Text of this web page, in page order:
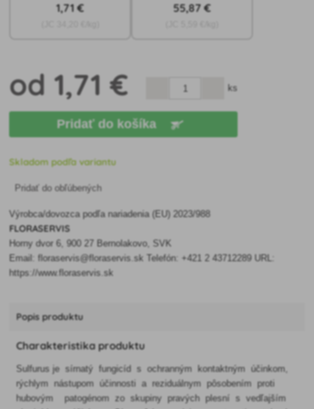
1,71 € 55,87 €
od1,71 € ks
Pridať do košíka
Skladom podľa variantu
Pridať do obľúbených
Výrobca/dovozca podľa nariadenia (EU) 2023/988
FLORASERVIS
Horny dvor 6, 900 27 Bernolakovo, SVK
Email: floraservis@floraservis.sk Telefón: +421 2 43712289 URL:
https://www.floraservis.sk
Popis produktu
Charakteristika produktu
Sulfurus je sírnatý fungicíd s ochranným kontaktným účinkom,
rýchlym nástupom účinnosti a reziduálnym pôsobením proti
hubovým patogénom zo skupiny pravých plesní s vedľajším